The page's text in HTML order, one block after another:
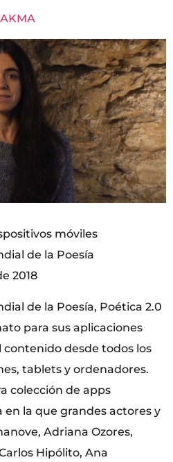
móviles
de la Poesía
2018
de la Poesía, Poética 2.0
para sus aplicaciones
desde todos los
tablets y ordenadores.
colección de apps
en la que grandes actores y
Adriana Ozores,
Hipólito, Ana